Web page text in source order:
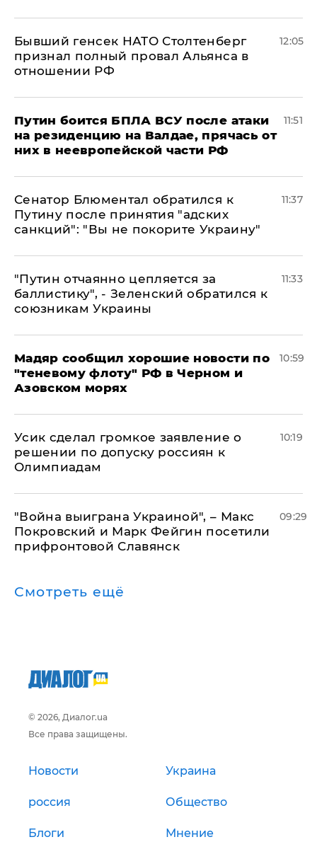
Бывший генсек НАТО Столтенберг
признал полный провал Альянса в
отношении РФ
12:05
Путин боится БПЛА ВСУ после атаки
на резиденцию на Валдае, прячась от
них в неевропейской части РФ
11:51
Сенатор Блюментал обратился к
Путину после принятия "адских
санкций": "Вы не покорите Украину"
11:37
"Путин отчаянно цепляется за
баллистику", - Зеленский обратился к
союзникам Украины
11:33
Мадяр сообщил хорошие новости по
"теневому флоту" РФ в Черном и
Азовском морях
10:59
Усик сделал громкое заявление о
решении по допуску россиян к
Олимпиадам
10:19
"Война выиграна Украиной", – Макс
Покровский и Марк Фейгин посетили
прифронтовой Славянск
09:29
Смотреть ещё
© 2026, Диалог.ua
Все права защищены.
Новости Украина
россия Общество
Блоги Мнение